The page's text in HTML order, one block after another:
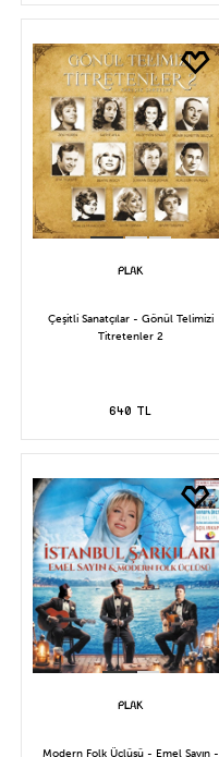
Çeşitli Sanatçılar - Gönül Telimizi
Titretenler 2
640 TL
Modern Folk Üçlüsü - Emel Sayın -